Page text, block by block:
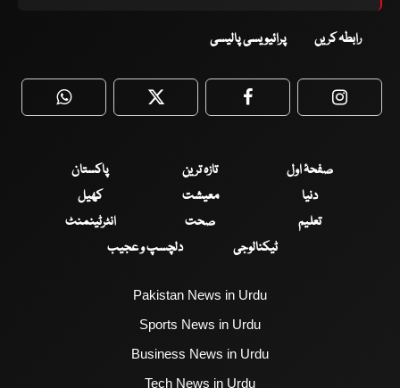
رابطہ کریں پرائیویسی پالیسی
WhatsApp Twitter Facebook
صفحۂ اول تازہ ترین
پاکستان
دنیا
معیشت
کھیل
تعلیم
صحت
انٹرٹینمنٹ
ٹیکنالوجی
دلچسپ و عجیب
Pakistan News in Urdu
Sports News in Urdu
Business News in Urdu
Tech News in Urdu